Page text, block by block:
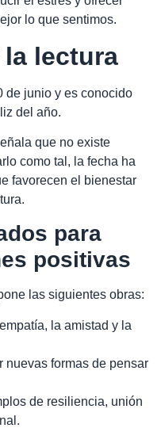
lo que sentimos.
la lectura
de junio y es conocido
del año.
que no existe
como tal, la fecha ha
favorecen el bienestar
para
positivas
las siguientes obras:
la amistad y la
nuevas formas de pensar
de resiliencia, unión